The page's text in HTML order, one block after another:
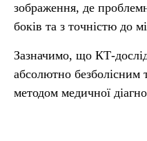
зображення, де
боків та з точністю до
Зазначимо, що КТ-
абсолютно безболісним
методом медичної